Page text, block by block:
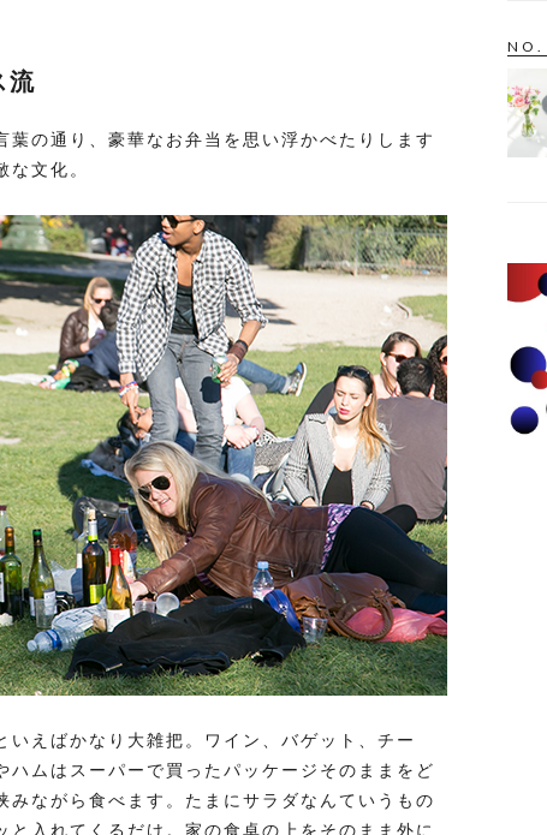
流
の通り、豪華なお弁当を思い浮かべたりします
文化。
えばかなり大雑把。ワイン、バゲット、チー
ハムはスーパーで買ったパッケージそのままをど
みながら食べます。たまにサラダなんていうもの
入れてくるだけ。家の食卓の上をそのまま外に
NO.